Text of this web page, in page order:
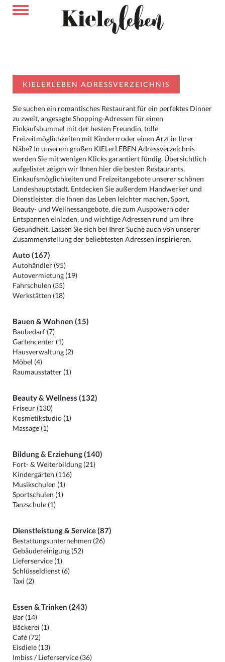
KIELERLEBEN ADRESSVERZEICHNIS
Sie suchen ein romantisches Restaurant für ein perfektes Dinner
zu zweit, angesagte Shopping-Adressen für einen
Einkaufsbummel mit der besten Freundin, tolle
Freizeitmöglichkeiten mit Kindern oder einen Arzt in Ihrer
Nähe? In unserem großen KIELerLEBEN Adressverzeichnis
werden Sie mit wenigen Klicks garantiert fündig. Übersichtlich
aufgelistet zeigen wir Ihnen hier die besten Restaurants,
Einkaufsmöglichkeiten und Freizeitangebote unserer schönen
Landeshauptstadt. Entdecken Sie außerdem Handwerker und
Dienstleister, die Ihnen das Leben leichter machen, Sport,
Beauty- und Wellnessangebote, die zum Auspowern oder
Entspannen einladen, und wichtige Adressen rund um Ihre
Gesundheit. Lassen Sie sich bei Ihrer Suche auch von unserer
Zusammenstellung der beliebtesten Adressen inspirieren.
Auto (167)
Autohändler (95)
Autovermietung (19)
Fahrschulen (35)
Werkstätten (18)
Bauen & Wohnen (15)
Baubedarf (7)
Gartencenter (1)
Hausverwaltung (2)
Möbel (4)
Raumausstatter (1)
Beauty & Wellness (132)
Friseur (130)
Kosmetikstudio (1)
Massage (1)
Bildung & Erziehung (140)
Fort- & Weiterbildung (21)
Kindergärten (116)
Musikschulen (1)
Sportschulen (1)
Tanzschule (1)
Dienstleistung & Service (87)
Bestattungsunternehmen (26)
Gebäudereinigung (52)
Lieferservice (1)
Schlüsseldienst (6)
Taxi (2)
Essen & Trinken (243)
Bar (14)
Bäckerei (1)
Café (72)
Eisdiele (13)
Imbiss / Lieferservice (36)